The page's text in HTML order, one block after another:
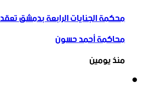
محكمة الجنايات الرابعة بدمشق
محاكمة أحمد حسون
منذ يومين